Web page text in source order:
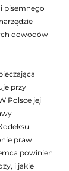
pisemnego
dowodów
przy
Polsce jej
praw
powinien
i jakie